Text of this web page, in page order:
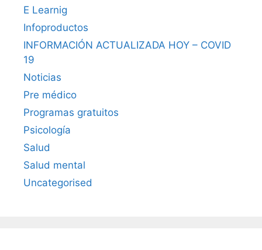
E Learnig
Infoproductos
INFORMACIÓN ACTUALIZADA HOY – COVID
19
Noticias
Pre médico
Programas gratuitos
Psicología
Salud
Salud mental
Uncategorised